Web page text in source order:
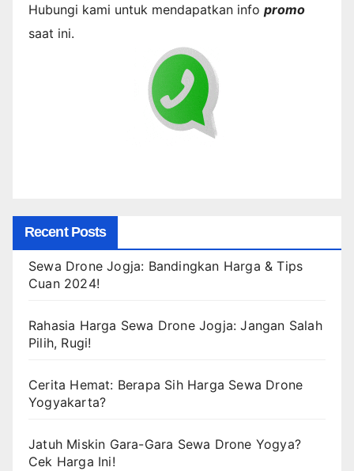
Hubungi kami untuk mendapatkan info promo
saat ini.
Recent Posts
Sewa Drone Jogja: Bandingkan Harga & Tips
Cuan 2024!
Rahasia Harga Sewa Drone Jogja: Jangan Salah
Pilih, Rugi!
Cerita Hemat: Berapa Sih Harga Sewa Drone
Yogyakarta?
Jatuh Miskin Gara-Gara Sewa Drone Yogya?
Cek Harga Ini!